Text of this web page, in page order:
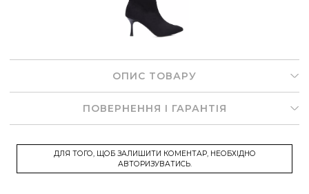
ОПИС ТОВАРУ
ПОВЕРНЕННЯ І ГАРАНТІЯ
ДЛЯ ТОГО, ЩОБ ЗАЛИШИТИ КОМЕНТАР, НЕОБХІДНО
АВТОРИЗУВАТИСЬ.